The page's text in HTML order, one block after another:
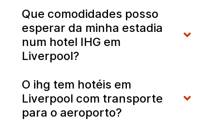
Que comodidades posso
esperar da minha estadia
num hotel IHG em
Liverpool?
O ihg tem hotéis em
Liverpool com transporte
para o aeroporto?